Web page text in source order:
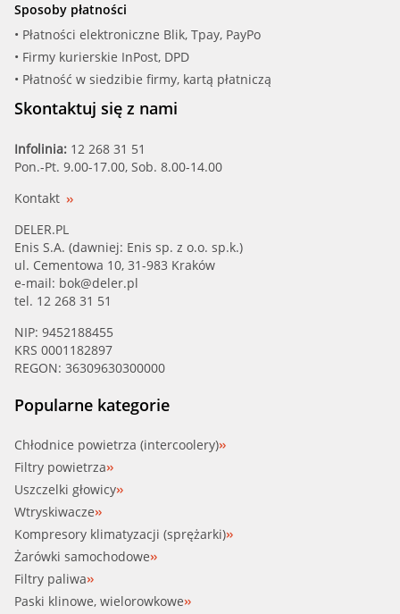
Sposoby płatności
• Płatności elektroniczne Blik, Tpay, PayPo
• Firmy kurierskie InPost, DPD
• Płatność w siedzibie firmy, kartą płatniczą
Skontaktuj się z nami
Infolinia: 12 268 31 51
Pon.-Pt. 9.00-17.00, Sob. 8.00-14.00
Kontakt
DELER.PL
Enis S.A. (dawniej: Enis sp. z o.o. sp.k.)
ul. Cementowa 10, 31-983 Kraków
e-mail: bok@deler.pl
tel. 12 268 31 51
NIP: 9452188455
KRS 0001182897
REGON: 36309630300000
Popularne kategorie
Chłodnice powietrza (intercoolery)
Filtry powietrza
Uszczelki głowicy
Wtryskiwacze
Kompresory klimatyzacji (sprężarki)
Żarówki samochodowe
Filtry paliwa
Paski klinowe, wielorowkowe